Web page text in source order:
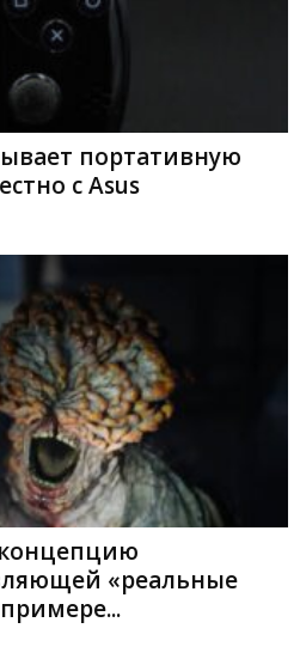
портативную
с Asus
концепцию
«реальные